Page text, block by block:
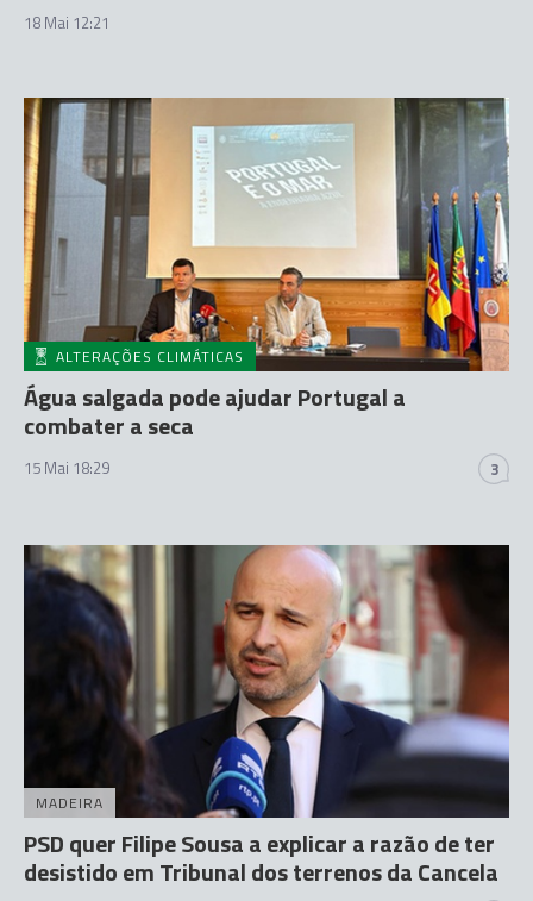
18 Mai 12:21
ALTERAÇÕES CLIMÁTICAS
Água salgada pode ajudar Portugal a
combater a seca
15 Mai 18:29 3
MADEIRA
PSD quer Filipe Sousa a explicar a razão de ter
desistido em Tribunal dos terrenos da Cancela